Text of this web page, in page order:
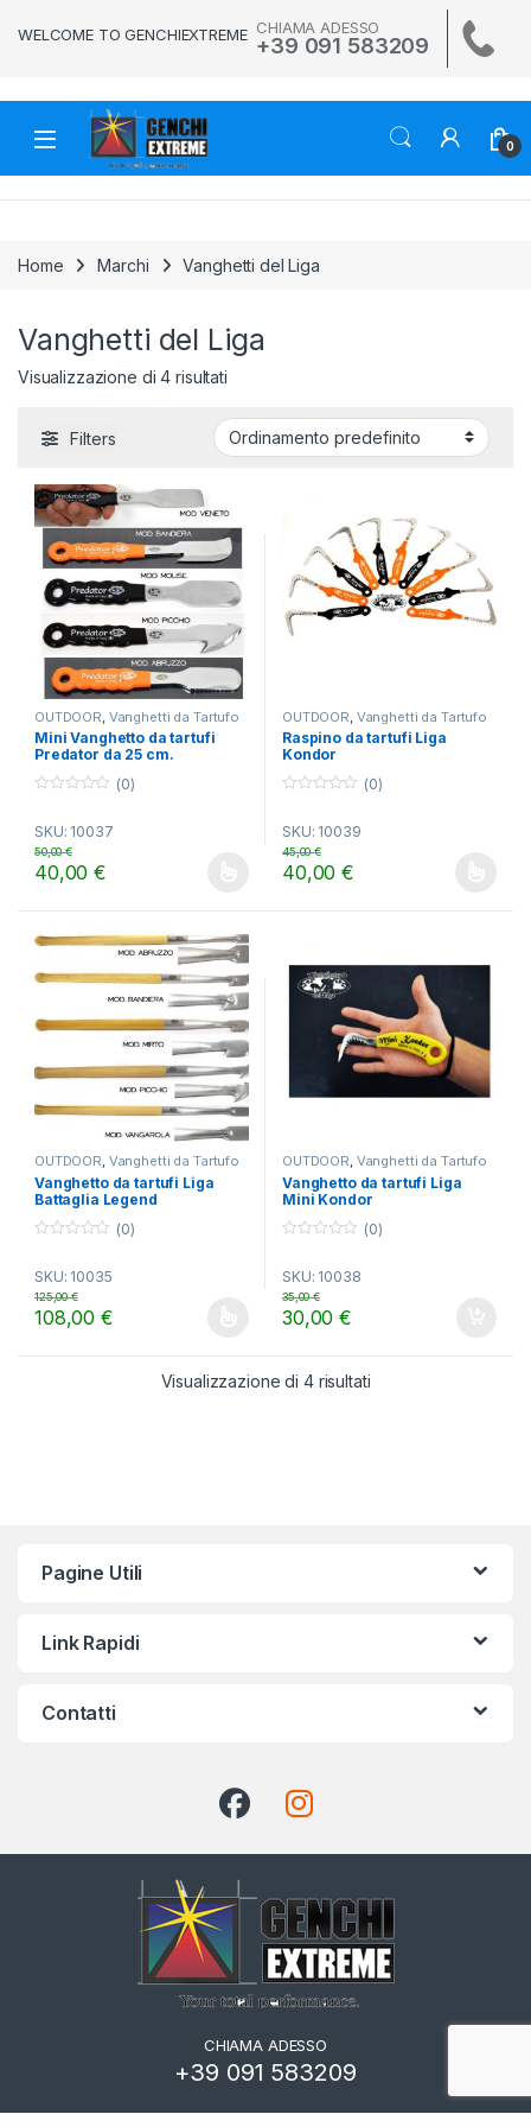
WELCOME TO GENCHIEXTREME CHIAMA ADESSO
+39 091 583209
0
Home Marchi Vanghetti del Liga
Vanghetti del Liga
Visualizzazione di 4 risultati
Filters
OUTDOOR Vanghetti da Tartufo
Mini Vanghetto da tartufi
Predator da 25 cm.
u
t
f
(0)
SKU: 10037
40,00€
50,00€
Questo prodotto ha più varianti. Le opzioni possono essere
OUTDOOR Vanghetti da Tartufo
Raspino da tartufi Liga
Kondor
u
t
f
(0)
SKU: 10039
40,00€
45,00€
Questo prodotto ha più
OUTDOOR, Vanghetti da Tartufo
Vanghetto da tartufi Liga
Battaglia Legend
u
t
o
f
(0)
SKU: 10035
108,00€
125,00€
Questo prodotto ha più varianti. Le opzioni possono essere
OUTDOOR, Vanghetti da Tartufo
Vanghetto da tartufi Liga
Mini Kondor
u
t
o
f
(0)
SKU: 10038
30,00€
35,00€
Visualizzazione di 4 risultati
Pagine Utili
Link Rapidi
Contatti
CHIAMA ADESSO
+39 091 583209